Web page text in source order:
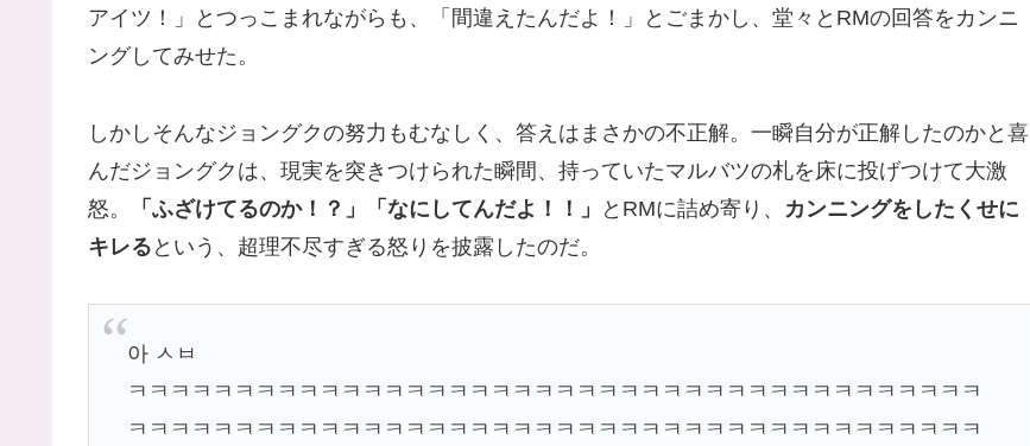
アイツ！」とつっこまれながらも、「間違えたんだよ！」とごまかし、堂々とRMの回答をカンニ
ングしてみせた。
しかしそんなジョングクの努力もむなしく、答えはまさかの不正解。一瞬自分が正解したのかと喜
んだジョングクは、現実を突きつけられた瞬間、持っていたマルバツの札を床に投げつけて大激
怒。
「ふざけてるのか！？」「なにしてんだよ！！」 とRMに詰め寄り、 カンニングをしたくせに
キレる という、超理不尽すぎる怒りを披露したのだ。
아 ㅅㅂ
ㅋㅋㅋㅋㅋㅋㅋㅋㅋㅋㅋㅋㅋㅋㅋㅋㅋㅋㅋㅋㅋㅋㅋㅋㅋㅋㅋㅋㅋㅋㅋㅋㅋㅋㅋㅋㅋㅋㅋㅋ
ㅋㅋㅋㅋㅋㅋㅋㅋㅋㅋㅋㅋㅋㅋㅋㅋㅋㅋㅋㅋㅋㅋㅋㅋㅋㅋㅋㅋㅋㅋㅋㅋㅋㅋㅋㅋㅋㅋㅋㅋ